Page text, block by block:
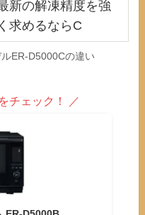
新の解凍精度を強
く求めるならC
ER-D5000Cの違い
チェック ！ ／